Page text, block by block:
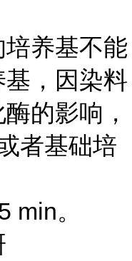
养基不能
，因染料
的影响，
者基础培
。